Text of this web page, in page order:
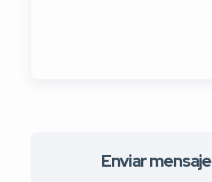
Enviar mensaje